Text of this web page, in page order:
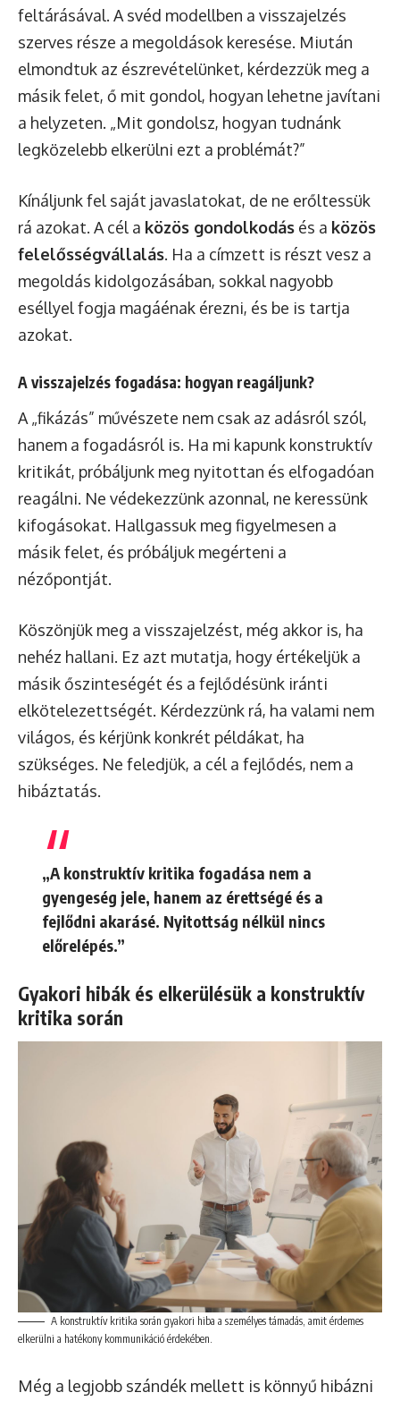
feltárásával. A svéd modellben a visszajelzés
szerves része a megoldások keresése. Miután
elmondtuk az észrevételünket, kérdezzük meg a
másik felet, ő mit gondol, hogyan lehetne javítani
a helyzeten. „Mit gondolsz, hogyan tudnánk
legközelebb elkerülni ezt a problémát?”
Kínáljunk fel saját javaslatokat, de ne erőltessük
rá azokat. A cél a közös gondolkodás és a közös
felelősségvállalás. Ha a címzett is részt vesz a
megoldás kidolgozásában, sokkal nagyobb
eséllyel fogja magáénak érezni, és be is tartja
azokat.
A visszajelzés fogadása: hogyan reagáljunk?
A „fikázás” művészete nem csak az adásról szól,
hanem a fogadásról is. Ha mi kapunk konstruktív
kritikát, próbáljunk meg nyitottan és elfogadóan
reagálni. Ne védekezzünk azonnal, ne keressünk
kifogásokat. Hallgassuk meg figyelmesen a
másik felet, és próbáljuk megérteni a
nézőpontját.
Köszönjük meg a visszajelzést, még akkor is, ha
nehéz hallani. Ez azt mutatja, hogy értékeljük a
másik őszinteségét és a fejlődésünk iránti
elkötelezettségét. Kérdezzünk rá, ha valami nem
világos, és kérjünk konkrét példákat, ha
szükséges. Ne feledjük, a cél a fejlődés, nem a
hibáztatás.
„A konstruktív kritika fogadása nem a
gyengeség jele, hanem az érettségé és a
fejlődni akarásé. Nyitottság nélkül nincs
előrelépés.”
Gyakori hibák és elkerülésük a konstruktív
kritika során
A konstruktív kritika során gyakori hiba a személyes támadás, amit érdemes
elkerülni a hatékony kommunikáció érdekében.
Még a legjobb szándék mellett is könnyű hibázni